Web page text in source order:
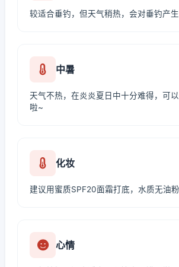
较适合垂钓，但天气稍热，会对垂钓产生
中暑
天气不热，在炎炎夏日中十分难得，可
啦~
化妆
建议用蜜质SPF20面霜打底，水质无油粉
心情